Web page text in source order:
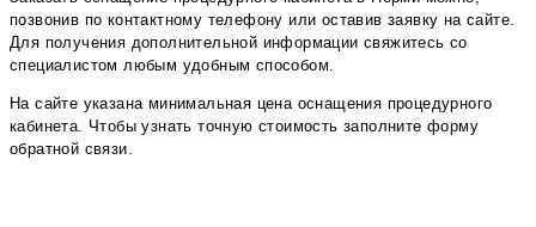
позвонив по контактному телефону или оставив заявку на сайте.
Для получения дополнительной информации свяжитесь со
специалистом любым удобным способом.
На сайте указана минимальная цена оснащения процедурного
кабинета. Чтобы узнать точную стоимость заполните форму
обратной связи.